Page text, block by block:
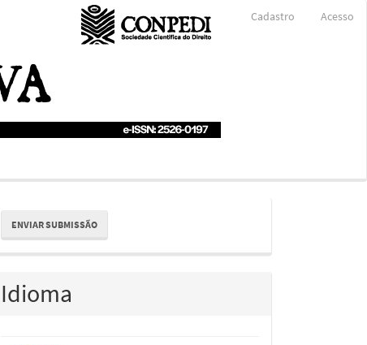
Cadastro Acesso
Enviar
Submissão
ENVIAR SUBMISSÃO
Idioma